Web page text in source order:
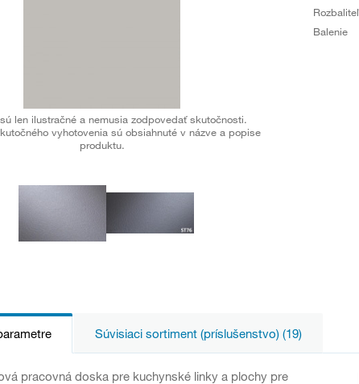
len ilustračné a nemusia zodpovedať skutočnosti.
vyhotovenia sú obsiahnuté v názve a popise
produktu.
Balenie
Súvisiaci sortiment (príslušenstvo) (19)
pracovná doska pre kuchynské linky a plochy pre